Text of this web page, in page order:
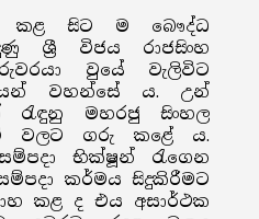
කළ සිට ම බෞද්ධ
ශ්‍රී විජය රාජසිංහ
වුයේ වැලිවිට
වහන්සේ ය. උන්
රැඳුනු මහරජු සිංහල
වලට ගරු කළේ ය.
භික්ෂූන් රැගෙන
කර්මය සිදුකිරීමට
කළ ද එය අසාර්ථක